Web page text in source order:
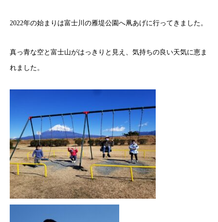
2022年の始まりは富士川の雁堤公園へ凧あげに行ってきました。
真っ青な空と富士山がはっきりと見え、気持ちの良い天気に恵ま
れました。